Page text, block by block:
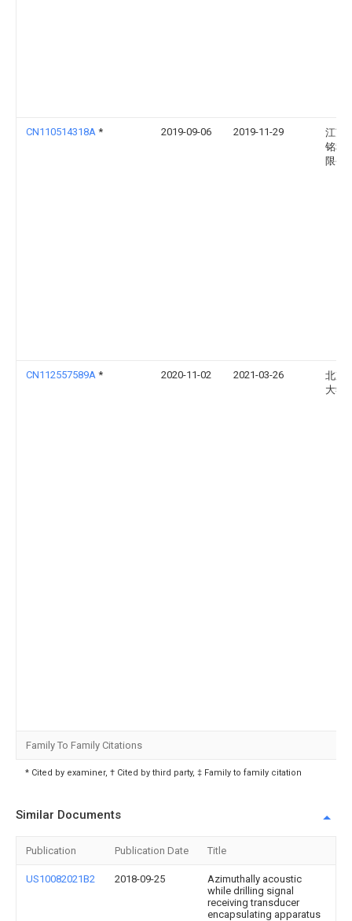
CN110514318A * 2019-09-06 2019-11-29
江苏
铭科
限公
CN112557589A * 2020-11-02 2021-03-26
北京
大学
Family To Family Citations
* Cited by examiner, † Cited by third party, ‡ Family to family citation
Similar Documents
Publication Publication Date Title
US10082021B2 2018-09-25
Azimuthally acoustic
while drilling signal
receiving transducer
encapsulating apparatus